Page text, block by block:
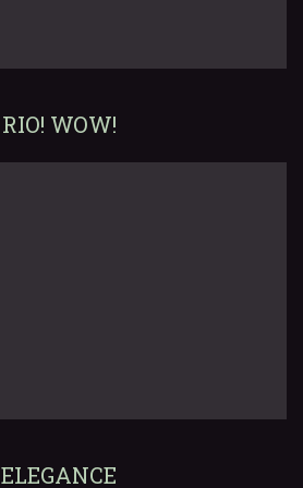
RIO! WOW!
ELEGANCE